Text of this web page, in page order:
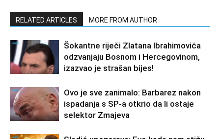
RELATED ARTICLES MORE FROM AUTHOR
Šokantne riječi Zlatana Ibrahimovića
odzvanjaju Bosnom i Hercegovinom,
izazvao je strašan bijes!
Ovo je sve zanimalo: Barbarez nakon
ispadanja s SP-a otkrio da li ostaje
selektor Zmajeva